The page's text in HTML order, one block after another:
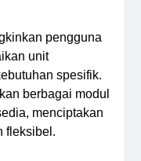
pengguna
unit
spesifik.
berbagai modul
menciptakan
fleksibel.